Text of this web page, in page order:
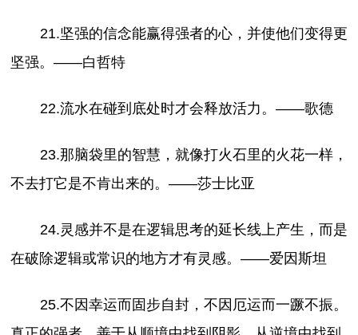
21.坚强的信念能赢得强者的心，并使他们变得更
坚强。——白哲特
22.流水在碰到底处时才会释放活力。——歌德
23.那脑袋里的智慧，就像打火石里的火花一样，
不去打它是不肯出来的。——莎士比亚
24.灵感并不是在逻辑思考的延长线上产生，而是
在破除逻辑或常识的地方才有灵感。——爱因斯坦
25.不因幸运而固步自封，不因厄运而一蹶不振。